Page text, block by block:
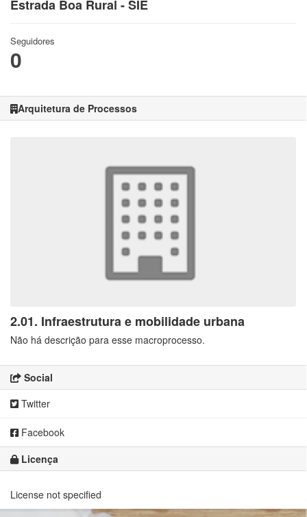
Estrada Boa Rural - SIE
Seguidores
0
Arquitetura de Processos
2.01. Infraestrutura e mobilidade urbana
Não há descrição para esse macroprocesso.
Social
Twitter
Facebook
Licença
License not specified